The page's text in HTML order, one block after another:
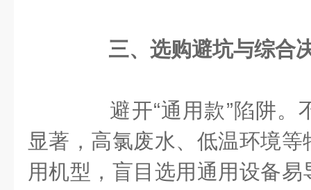
三、选购避坑与综合
避开“通用款”陷阱。
显著，高氯废水、低温环境
用机型，盲目选用通用设备